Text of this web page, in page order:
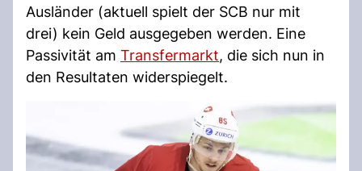
Ausländer (aktuell spielt der SCB nur mit
drei) kein Geld ausgegeben werden. Eine
Passivität am Transfermarkt, die sich nun in
den Resultaten widerspiegelt.